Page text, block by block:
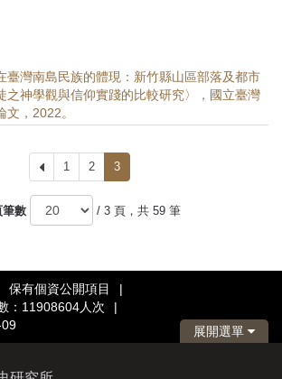
臺灣南島民族的體現：新竹縣山區部落及都市
之神學觀與信仰實踐的比較研究〉，國立臺灣
，2022。
上
一
頁
1 2 3
筆數 / 3 頁，共 59 筆
保有個資公開項目
|
：11908604人次
|
展開選單